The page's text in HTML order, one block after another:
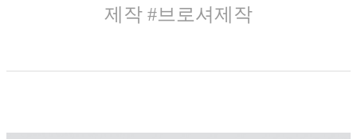
제작 #브로셔제작